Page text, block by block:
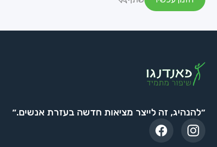
״להנהיג, זה לייצר מציאות חדשה בעזרת אנשים.״